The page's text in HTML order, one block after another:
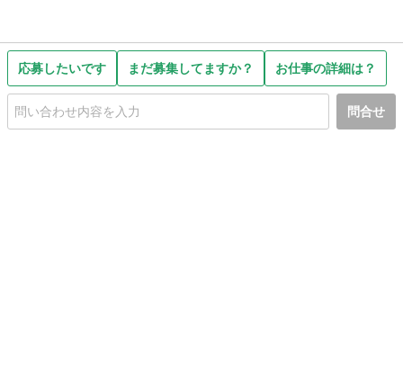
応募したいです まだ募集してますか？ お仕事の詳細は？
問合せ